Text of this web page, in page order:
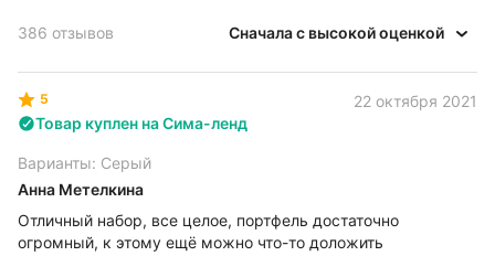
386 отзывов Сначала с высокой оценкой
5
22 октября 2021
Товар куплен на Сима-ленд
Варианты: Серый
Анна Метелкина
Отличный набор, все целое, портфель достаточно
огромный, к этому ещё можно что-то доложить